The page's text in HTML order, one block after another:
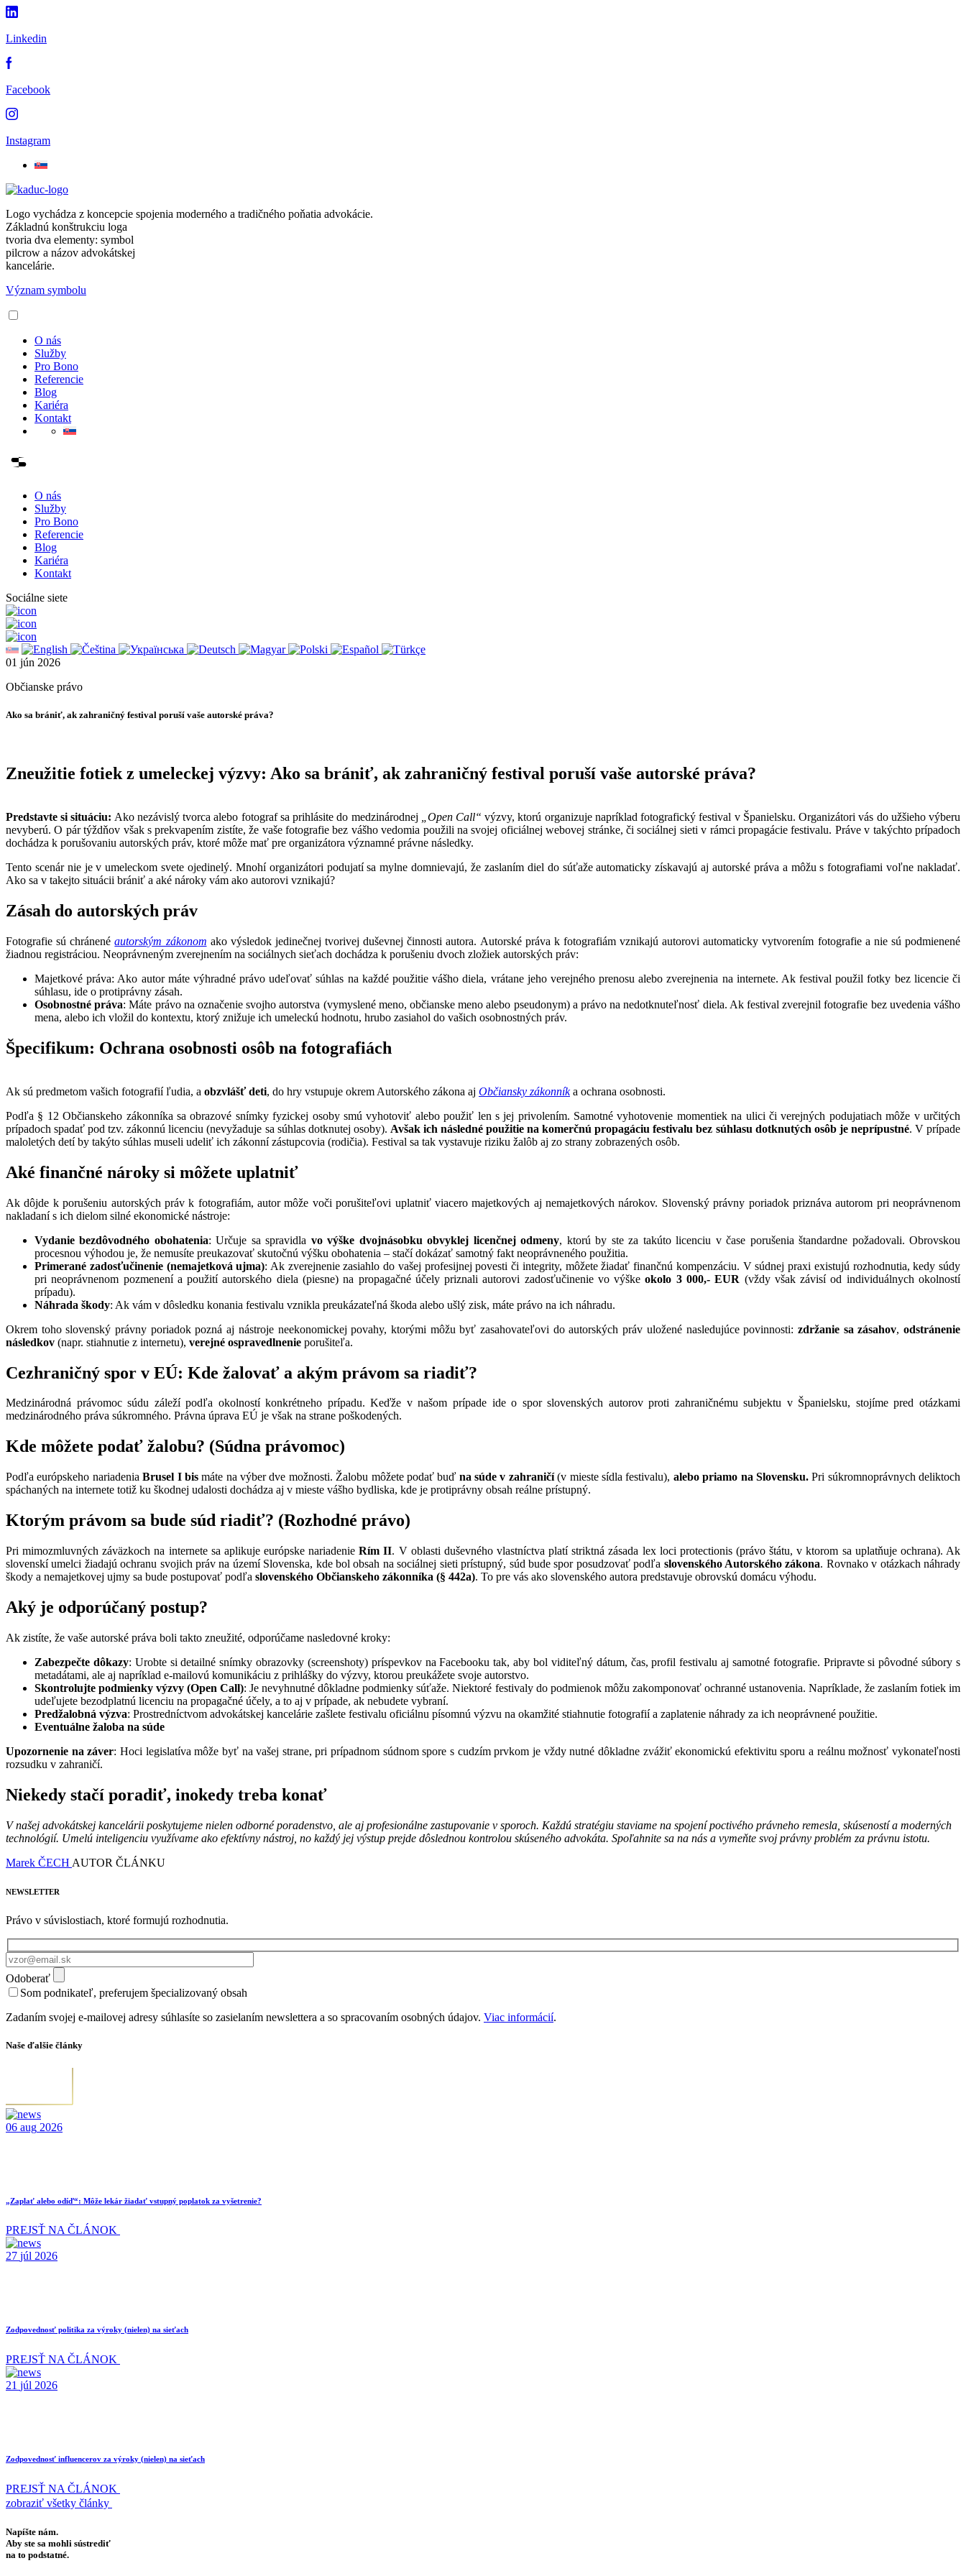
Linkedin
Facebook
Instagram
Logo vychádza z koncepcie spojenia moderného a tradičného poňatia advokácie.
Základnú konštrukciu loga
tvoria dva elementy: symbol
pilcrow a názov advokátskej
kancelárie.
Význam symbolu
O nás
Služby
Pro Bono
Referencie
Blog
Kariéra
Kontakt
O nás
Služby
Pro Bono
Referencie
Blog
Kariéra
Kontakt
Sociálne siete
01 jún 2026
Občianske právo
Ako sa brániť, ak zahraničný festival poruší vaše autorské práva?
Zneužitie fotiek z umeleckej výzvy: Ako sa brániť, ak zahraničný festival poruší vaše autorské práva?
Predstavte si situáciu: Ako nezávislý tvorca alebo fotograf sa prihlásite do medzinárodnej „Open Call“ výzvy, ktorú organizuje napríklad fotografický festival v Španielsku. Organizátori vás do užšieho výberu
nevyberú. O pár týždňov však s prekvapením zistíte, že vaše fotografie bez vášho vedomia použili na svojej oficiálnej webovej stránke, či sociálnej sieti v rámci propagácie festivalu. Práve v takýchto prípadoch
dochádza k porušovaniu autorských práv, ktoré môže mať pre organizátora významné právne následky.
Tento scenár nie je v umeleckom svete ojedinelý. Mnohí organizátori podujatí sa mylne domnievajú, že zaslaním diel do súťaže automaticky získavajú aj autorské práva a môžu s fotografiami voľne nakladať.
Ako sa v takejto situácii brániť a aké nároky vám ako autorovi vznikajú?
Zásah do autorských práv
Fotografie sú chránenéautorským zákonom ako výsledok jedinečnej tvorivej duševnej činnosti autora. Autorské práva k fotografiám vznikajú autorovi automaticky vytvorením fotografie a nie sú podmienené
žiadnou registráciou. Neoprávneným zverejnením na sociálnych sieťach dochádza k porušeniu dvoch zložiek autorských práv:
Majetkové práva: Ako autor máte výhradné právo udeľovať súhlas na každé použitie vášho diela, vrátane jeho verejného prenosu alebo zverejnenia na internete. Ak festival použil fotky bez licencie či
súhlasu, ide o protiprávny zásah.
Osobnostné práva: Máte právo na označenie svojho autorstva (vymyslené meno, občianske meno alebo pseudonym) a právo na nedotknuteľnosť diela. Ak festival zverejnil fotografie bez uvedenia vášho
mena, alebo ich vložil do kontextu, ktorý znižuje ich umeleckú hodnotu, hrubo zasiahol do vašich osobnostných práv.
Špecifikum: Ochrana osobnosti osôb na fotografiách
Ak sú predmetom vašich fotografií ľudia, a obzvlášť deti, do hry vstupuje okrem Autorského zákona aj Občiansky zákonníka ochrana osobnosti.
Podľa § 12 Občianskeho zákonníka sa obrazové snímky fyzickej osoby smú vyhotoviť alebo použiť len s jej privolením. Samotné vyhotovenie momentiek na ulici či verejných podujatiach môže v určitých
prípadoch spadať pod tzv. zákonnú licenciu (nevyžaduje sa súhlas dotknutej osoby). Avšak ich následné použitie na komerčnú propagáciu festivalu bez súhlasu dotknutých osôb je neprípustné. V prípade
maloletých detí by takýto súhlas museli udeliť ich zákonní zástupcovia (rodičia). Festival sa tak vystavuje riziku žalôb aj zo strany zobrazených osôb.
Aké finančné nároky si môžete uplatniť
Ak dôjde k porušeniu autorských práv k fotografiám, autor môže voči porušiteľovi uplatniť viacero majetkových aj nemajetkových nárokov. Slovenský právny poriadok priznáva autorom pri neoprávnenom
nakladaní s ich dielom silné ekonomické nástroje:
Vydanie bezdôvodného obohatenia: Určuje sa spravidla vo výške dvojnásobku obvyklej licenčnej odmeny, ktorú by ste za takúto licenciu v čase porušenia štandardne požadovali. Obrovskou
procesnou výhodou je, že nemusíte preukazovať skutočnú výšku obohatenia – stačí dokázať samotný fakt neoprávneného použitia.
Primerané zadosťučinenie (nemajetková ujma): Ak zverejnenie zasiahlo do vašej profesijnej povesti či integrity, môžete žiadať finančnú kompenzáciu. V súdnej praxi existujú rozhodnutia, kedy súdy
pri neoprávnenom pozmenení a použití autorského diela (piesne) na propagačné účely priznali autorovi zadosťučinenie vo výškeokolo 3 000,- EUR (vždy však závisí od individuálnych okolností
prípadu).
Náhrada škody: Ak vám v dôsledku konania festivalu vznikla preukázateľná škoda alebo ušlý zisk, máte právo na ich náhradu.
Okrem toho slovenský právny poriadok pozná aj nástroje neekonomickej povahy, ktorými môžu byť zasahovateľovi do autorských práv uložené nasledujúce povinnosti: zdržanie sa zásahov,odstránenie
následkov (napr. stiahnutie z internetu), verejné ospravedlnenie porušiteľa.
Cezhraničný spor v EÚ: Kde žalovať a akým právom sa riadiť?
Medzinárodná právomoc súdu záleží podľa okolností konkrétneho prípadu. Keďže v našom prípade ide o spor slovenských autorov proti zahraničnému subjektu v Španielsku, stojíme pred otázkami
medzinárodného práva súkromného. Právna úprava EÚ je však na strane poškodených.
Kde môžete podať žalobu? (Súdna právomoc)
Podľa európskeho nariadeniaBrusel I bismáte na výber dve možnosti. Žalobu môžete podať buď na súde v zahraničí(v mieste sídla festivalu), alebo priamo na Slovensku.Pri súkromnoprávnych deliktoch
spáchaných na internete totiž ku škodnej udalosti dochádza aj v mieste vášho bydliska, kde je protiprávny obsah reálne prístupný.
Ktorým právom sa bude súd riadiť? (Rozhodné právo)
Pri mimozmluvných záväzkoch na internete sa aplikuje európske nariadenie Rím II. V oblasti duševného vlastníctva platí striktná zásada lex loci protectionis (právo štátu, v ktorom sa uplatňuje ochrana). Ak
slovenskí umelci žiadajú ochranu svojich práv na území Slovenska, kde bol obsah na sociálnej sieti prístupný, súd bude spor posudzovať podľa slovenského Autorského zákona. Rovnako v otázkach náhrady
škody a nemajetkovej ujmy sa bude postupovať podľa slovenského Občianskeho zákonníka (§ 442a). To pre vás ako slovenského autora predstavuje obrovskú domácu výhodu.
Aký je odporúčaný postup?
Ak zistíte, že vaše autorské práva boli takto zneužité, odporúčame nasledovné kroky:
Zabezpečte dôkazy: Urobte si detailné snímky obrazovky (screenshoty) príspevkov na Facebooku tak, aby bol viditeľný dátum, čas, profil festivalu aj samotné fotografie. Pripravte si pôvodné súbory s
metadátami, ale aj napríklad e-mailovú komunikáciu z prihlášky do výzvy, ktorou preukážete svoje autorstvo.
Skontrolujte podmienky výzvy (Open Call): Je nevyhnutné dôkladne podmienky súťaže. Niektoré festivaly do podmienok môžu zakomponovať ochranné ustanovenia. Napríklade, že zaslaním fotiek im
udeľujete bezodplatnú licenciu na propagačné účely, a to aj v prípade, ak nebudete vybraní.
Predžalobná výzva: Prostredníctvom advokátskej kancelárie zašlete festivalu oficiálnu písomnú výzvu na okamžité stiahnutie fotografií a zaplatenie náhrady za ich neoprávnené použitie.
Eventuálne žaloba na súde
Upozornenie na záver: Hoci legislatíva môže byť na vašej strane, pri prípadnom súdnom spore s cudzím prvkom je vždy nutné dôkladne zvážiť ekonomickú efektivitu sporu a reálnu možnosť vykonateľnosti
rozsudku v zahraničí.
Niekedy stačí poradiť, inokedy treba konať
V našej advokátskej kancelárii poskytujeme nielen odborné poradenstvo, ale aj profesionálne zastupovanie v sporoch. Každú stratégiu staviame na spojení poctivého právneho remesla, skúseností a moderných
technológií. Umelú inteligenciu využívame ako efektívny nástroj, no každý jej výstup prejde dôslednou kontrolou skúseného advokáta. Spoľahnite sa na nás a vymeňte svoj právny problém za právnu istotu.
Marek ČECH AUTOR ČLÁNKU
NEWSLETTER
Právo v súvislostiach, ktoré formujú rozhodnutia.
Odoberať
Som podnikateľ, preferujem špecializovaný obsah
Zadaním svojej e-mailovej adresy súhlasíte so zasielaním newslettera a so spracovaním osobných údajov. Viac informácií.
Naše ďalšie články
06 aug 2026
„Zaplať alebo odíď“: Môže lekár žiadať vstupný poplatok za vyšetrenie?
PREJSŤ NA ČLÁNOK
27 júl 2026
Zodpovednosť politika za výroky (nielen) na sieťach
PREJSŤ NA ČLÁNOK
21 júl 2026
Zodpovednosť influencerov za výroky (nielen) na sieťach
PREJSŤ NA ČLÁNOK
zobraziť všetky články
Napíšte nám.
Aby ste sa mohli sústrediť
na to podstatné.